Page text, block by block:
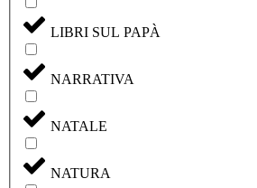
LIBRI SUL PAPÀ
NARRATIVA
NATALE
NATURA